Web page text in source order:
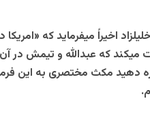
اخیراً میفرماید که «امریکا
میکند که عبدالله و تیمش در
دهید مکث مختصری به این